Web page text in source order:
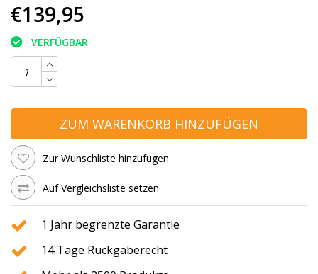
€139,95
VERFÜGBAR
ZUM WARENKORB HINZUFÜGEN
Zur Wunschliste hinzufügen
Auf Vergleichsliste setzen
1 Jahr begrenzte Garantie
14 Tage Rückgaberecht